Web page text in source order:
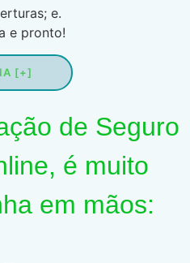
e.
e pronto!
[+]
de Seguro
é muito
em mãos: